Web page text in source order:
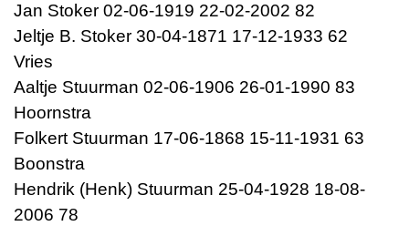
Jan Stoker 02-06-1919 22-02-2002 82
Jeltje B. Stoker 30-04-1871 17-12-1933 62
Vries
Aaltje Stuurman 02-06-1906 26-01-1990 83
Hoornstra
Folkert Stuurman 17-06-1868 15-11-1931 63
Boonstra
Hendrik (Henk) Stuurman 25-04-1928 18-08-
2006 78